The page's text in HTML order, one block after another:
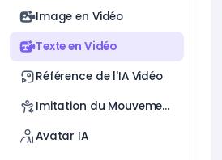
Image en Vidéo
Texte en Vidéo
Référence de l'IA Vidéo
Imitation du Mouvement
Avatar IA